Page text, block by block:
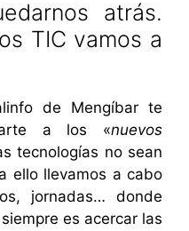
atrás.
TIC vamos a
de Mengíbar te
a los «nuevos
tecnologías no sean
ello llevamos a cabo
jornadas… donde
es acercar las